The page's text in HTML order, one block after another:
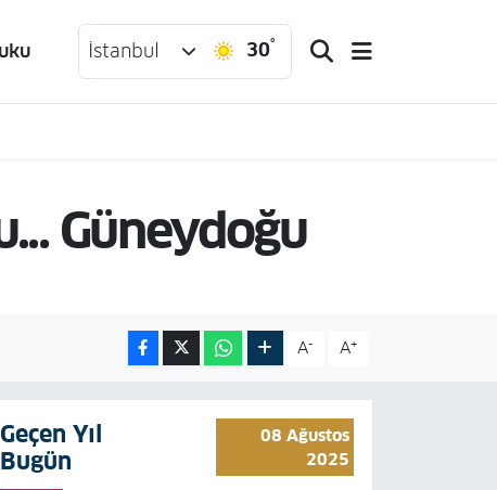
İstanbul 30°
Güneydoğu
A- A+
Geçen Yıl
Bugün
08 Ağustos
2025